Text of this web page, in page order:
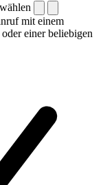
mit einem
einer beliebigen